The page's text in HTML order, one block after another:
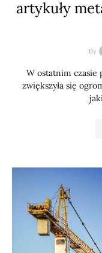
artykuły
By
W ostatnim czasie
zwiększyła się